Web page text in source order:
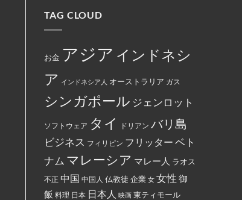
国
政
制
裁
と
て
指
さ
れ
い
政
て
永
カ
ド
に
ス
ム
教
と
記
す
よ
の
怒
り、
員
丼
に
っ
お
で
ん
を
部
ち
TAG CLOUD
お金 アジア インドネシ
ア インドネシア人 オーストラリア ガス
シンガポール ジェンロット
ソフトウェア タイ ドリアン バリ島
ビジネス フィリピン フリッター ベト
ナム マレーシア マレー人 ラオス
不正 中国 中国人 仏教徒 企業 女 女性 御
飯 料理 日本 日本人 映画 東ティモール